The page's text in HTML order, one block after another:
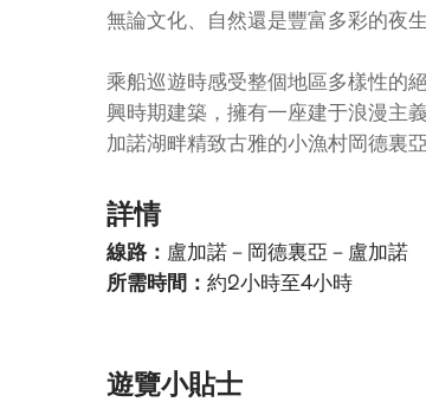
無論文化、自然還是豐富多彩的夜
乘船巡遊時感受整個地區多樣性的
興時期建築，擁有一座建于浪漫主
加諾湖畔精致古雅的小漁村岡德裏
詳情
線路： 盧加諾－岡德裏亞－盧加諾
所需時間： 約2小時至4小時
遊覽小貼士